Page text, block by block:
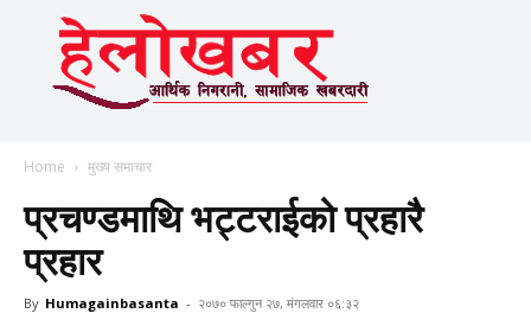
Home मुख्य समाचार
प्रचण्डमाथि भट्टराईको प्रहारै
प्रहार
By Humagainbasanta - २०७० फाल्गुन २७, मंगलवार ०६:३२